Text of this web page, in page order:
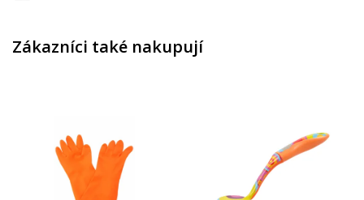
Zákazníci také nakupují